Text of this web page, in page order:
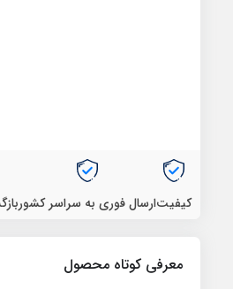
کیفیتارسال فوری به سراسر کشور
معرفی کوتاه محصول